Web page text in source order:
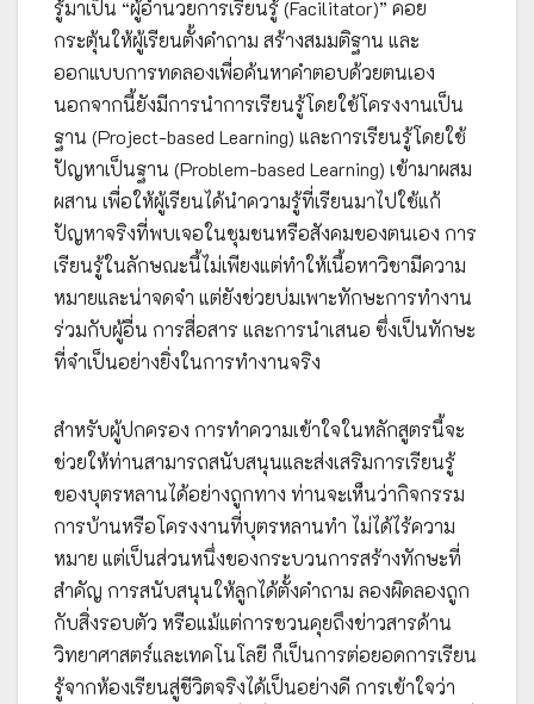
รู้มาเป็น “ผู้อำนวยการเรียนรู้ (Facilitator)” คอย
กระตุ้นให้ผู้เรียนตั้งคำถาม สร้างสมมติฐาน และ
ออกแบบการทดลองเพื่อค้นหาคำตอบด้วยตนเอง
นอกจากนี้ยังมีการนำการเรียนรู้โดยใช้โครงงานเป็น
ฐาน (Project-based Learning) และการเรียนรู้โดยใช้
ปัญหาเป็นฐาน (Problem-based Learning) เข้ามาผสม
ผสาน เพื่อให้ผู้เรียนได้นำความรู้ที่เรียนมาไปใช้แก้
ปัญหาจริงที่พบเจอในชุมชนหรือสังคมของตนเอง การ
เรียนรู้ในลักษณะนี้ไม่เพียงแต่ทำให้เนื้อหาวิชามีความ
หมายและน่าจดจำ แต่ยังช่วยบ่มเพาะทักษะการทำงาน
ร่วมกับผู้อื่น การสื่อสาร และการนำเสนอ ซึ่งเป็นทักษะ
ที่จำเป็นอย่างยิ่งในการทำงานจริง
สำหรับผู้ปกครอง การทำความเข้าใจในหลักสูตรนี้จะ
ช่วยให้ท่านสามารถสนับสนุนและส่งเสริมการเรียนรู้
ของบุตรหลานได้อย่างถูกทาง ท่านจะเห็นว่ากิจกรรม
การบ้านหรือโครงงานที่บุตรหลานทำ ไม่ได้ไร้ความ
หมาย แต่เป็นส่วนหนึ่งของกระบวนการสร้างทักษะที่
สำคัญ การสนับสนุนให้ลูกได้ตั้งคำถาม ลองผิดลองถูก
กับสิ่งรอบตัว หรือแม้แต่การชวนคุยถึงข่าวสารด้าน
วิทยาศาสตร์และเทคโนโลยี ก็เป็นการต่อยอดการเรียน
รู้จากห้องเรียนสู่ชีวิตจริงได้เป็นอย่างดี การเข้าใจว่า